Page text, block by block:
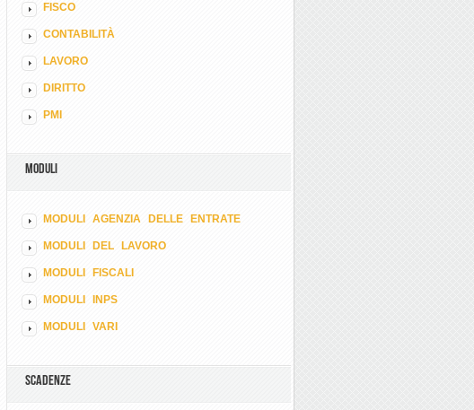
FISCO
CONTABILITÀ
LAVORO
DIRITTO
PMI
MODULI
MODULI AGENZIA DELLE ENTRATE
MODULI DEL LAVORO
MODULI FISCALI
MODULI INPS
MODULI VARI
SCADENZE